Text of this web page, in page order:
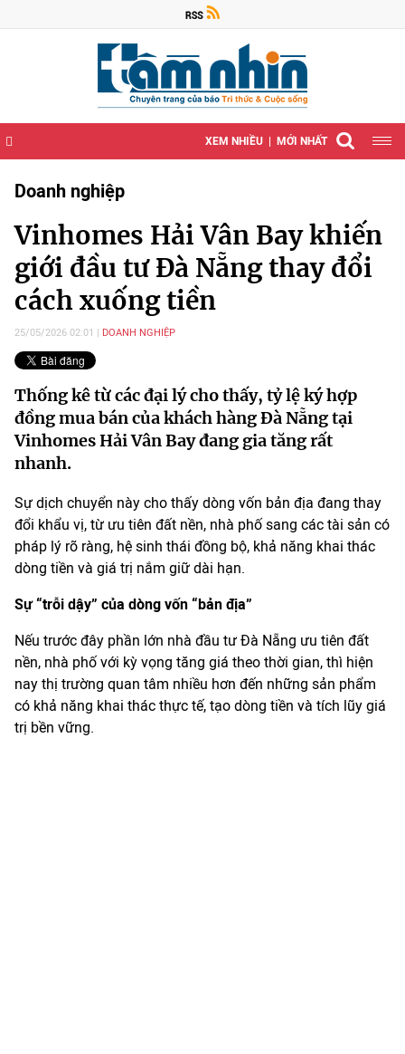
XEM NHIỀU MỚI NHẤT
Doanh nghiệp
Vinhomes Hải Vân Bay khiến
giới đầu tư Đà Nẵng thay đổi
cách xuống tiền
25/05/2026 02:01 DOANH NGHIỆP
Thống kê từ các đại lý cho thấy, tỷ lệ ký hợp
đồng mua bán của khách hàng Đà Nẵng tại
Vinhomes Hải Vân Bay đang gia tăng rất
nhanh.
Sự dịch chuyển này cho thấy dòng vốn bản địa đang thay
đổi khẩu vị, từ ưu tiên đất nền, nhà phố sang các tài sản có
pháp lý rõ ràng, hệ sinh thái đồng bộ, khả năng khai thác
dòng tiền và giá trị nắm giữ dài hạn.
Sự “trỗi dậy” của dòng vốn “bản địa”
Nếu trước đây phần lớn nhà đầu tư Đà Nẵng ưu tiên đất
nền, nhà phố với kỳ vọng tăng giá theo thời gian, thì hiện
nay thị trường quan tâm nhiều hơn đến những sản phẩm
có khả năng khai thác thực tế, tạo dòng tiền và tích lũy giá
trị bền vững.